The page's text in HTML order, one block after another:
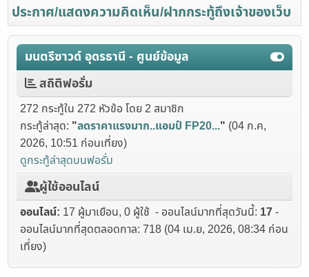
ประกาศ/แสดงความคิดเห็น/ฝากกระทู้ถึงเจ้าของเว็บ
มนตรีซาวด์ อุดรธานี - ศูนย์ข้อมูล
สถิติฟอรั่ม
272 กระทู้ใน 272 หัวข้อ โดย 2 สมาชิก
กระทู้ล่าสุด: "ลดราคาแรงมาก..แอมป์ FP20..." (04 ก.ค,
2026, 10:51 ก่อนเที่ยง)
ดูกระทู้ล่าสุดบนฟอรั่ม
ผู้ใช้ออนไลน์
ออนไลน์: 17 ผู้มาเยือน, 0 ผู้ใช้ - ออนไลน์มากที่สุดวันนี้: 17-
ออนไลน์มากที่สุดตลอดกาล: 718 (04 เม.ย, 2026, 08:34 ก่อน
เที่ยง)